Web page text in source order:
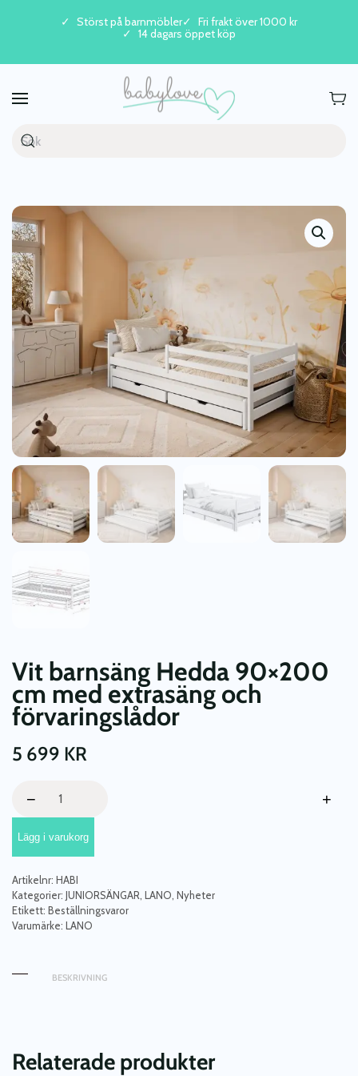
Skip to main content
Störst på barnmöbler
Fri frakt över 1000 kr
14 dagars öppet köp
Vit barnsäng Hedda 90×200
cm med extrasäng och
förvaringslådor
5 699 KR
barnsäng
90x200
cm
med
extrasäng
och
förvaringslådor
− +
Lägg i varukorg
Artikelnr: HABI
Kategorier: JUNIORSÄNGAR LANO Nyheter
Etikett: Beställningsvaror
Varumärke: LANO
BESKRIVNING
Relaterade produkter